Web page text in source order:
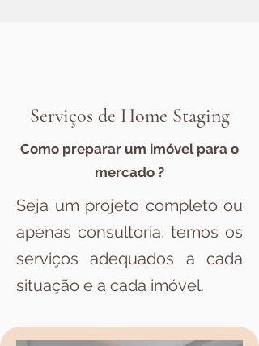
Serviços de Home Staging
Como preparar um imóvel para o
mercado ?
Seja um projeto completo ou
apenas consultoria, temos os
serviços adequados a cada
situação e a cada imóvel.